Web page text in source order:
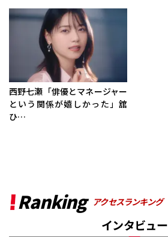
西野七瀬「俳優とマネージャー
という関係が嬉しかった」舘
ひ…
Ranking アクセスランキング
インタビュー